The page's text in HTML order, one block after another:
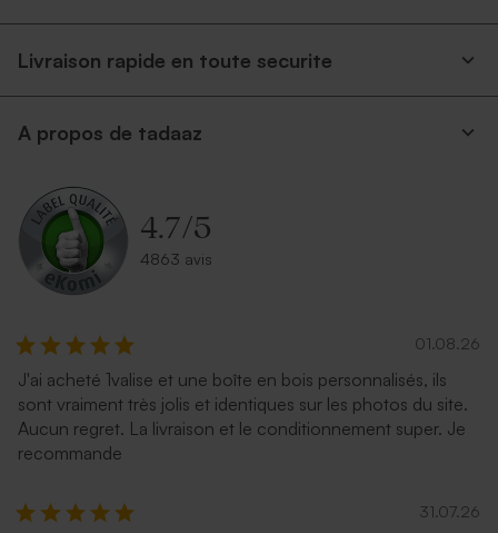
Livraison rapide en toute securite
A propos de tadaaz
4.7/5
4863 avis
01.08.26
J'ai acheté 1valise et une boîte en bois personnalisés, ils
sont vraiment très jolis et identiques sur les photos du site.
Aucun regret. La livraison et le conditionnement super. Je
recommande
31.07.26